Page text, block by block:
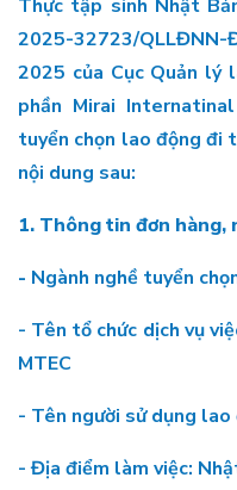
Thực tập sinh Nhật
2025-32723/
2025 của Cục Quản lý
phần Mirai
tuyển chọn lao động đi
nội dung sau:
1. Thông tin đơn hàng,
- Ngành nghề tuyển
- Tên tổ chức dịch vụ
MTEC
- Tên người sử dụng
- Địa điểm làm việc: